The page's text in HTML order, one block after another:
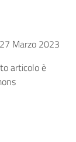
27 Marzo 2023
articolo è